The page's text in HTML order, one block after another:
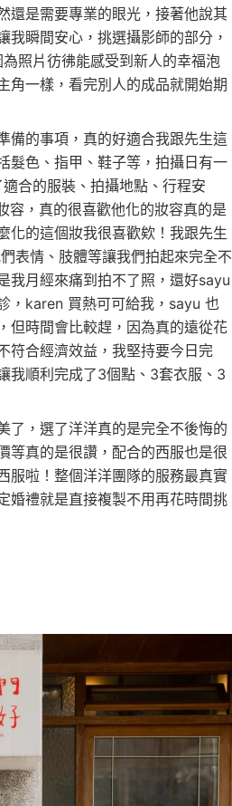
還是需要專業的眼光，接著他說其
瞬間安心，挑選攝影師的部分，
照片彷彿能感受到新人的幸福泡
角一樣，看完別人的成品就開始期
備的事項，真的好適合我跟先生這
髮色、指甲、鞋子等，拍攝日有一
合的服裝、拍攝地點、行程安
容，真的很喜歡他化的妝容真的是
化的這個妝我很喜歡欸！我跟先生
表情、肢體等讓我們拍起來完全不
我月經來痛到拍不了照，還好sayu
，karen 買熱可可給我，sayu 也
但時間會比較趕，因為真的遠從花
符合經濟效益，我堅持要今日完
我順利完成了3個點、3套衣服、3
了，選了洋洋真的是完全不後悔的
等真的是很讚，配合的西服也是很
服啦！整個洋洋團隊的服務最真實
婚禮就是直接複製不用再花時間挑